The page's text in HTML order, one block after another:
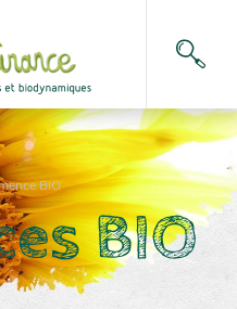
BIO
BIO